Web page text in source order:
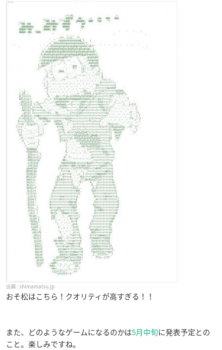
shimamatsu.jp
おそ松はこちら！クオリティが高すぎる！！
また、どのようなゲームになるのかは5月中旬に発表予定との
こと。楽しみですね。